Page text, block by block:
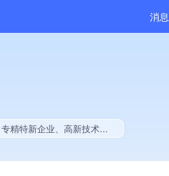
消息
生就业贡献、2025年公开项目中标、拥有绿色资质、拥有工艺创新能力、拥有多项作品、美术作品创作量位于同行前5%、2025年度作品创作量极速增长、拥有多项著作权、软件研发量位于同行前500